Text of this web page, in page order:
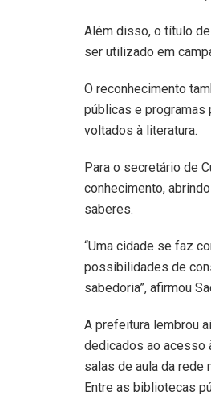
Além disso, o título
ser utilizado em
O reconhecimento
públicas e programas
voltados à literatura.
Para o secretário de
conhecimento,
saberes.
“Uma cidade se faz
possibilidades de
sabedoria”, afirmou
A prefeitura lembrou
dedicados ao acesso
salas de aula da rede
Entre as bibliotecas